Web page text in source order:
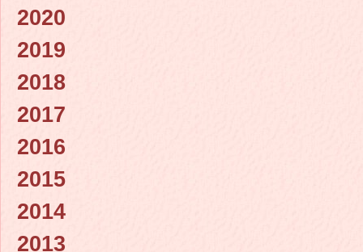
2020
2019
2018
2017
2016
2015
2014
2013